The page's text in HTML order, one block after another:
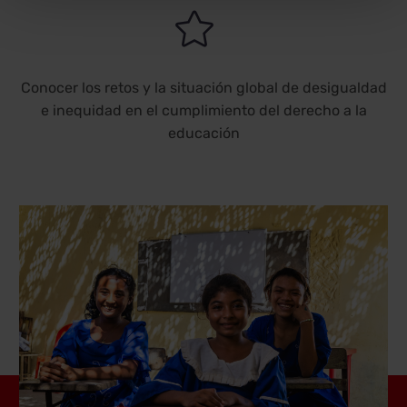


Conocer los retos y la situación global de desigualdad
e inequidad en el cumplimiento del derecho a la
educación